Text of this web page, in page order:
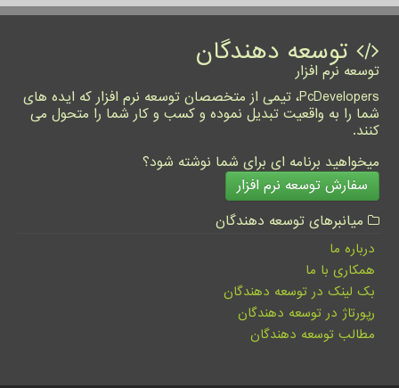
توسعه دهندگان
توسعه نرم افزار
PcDevelopers، تیمی از متخصصان توسعه نرم افزار که ایده های
شما را به واقعیت تبدیل نموده و کسب و کار شما را متحول می
کنند.
میخواهید برنامه ای برای شما نوشته شود؟
سفارش توسعه نرم افزار
میانبرهای توسعه دهندگان
درباره ما
همکاری با ما
بک لینک در توسعه دهندگان
رپورتاژ در توسعه دهندگان
مطالب توسعه دهندگان